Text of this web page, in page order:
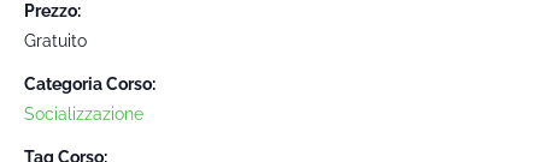
Prezzo:
Gratuito
Categoria Corso:
Socializzazione
Tag Corso: